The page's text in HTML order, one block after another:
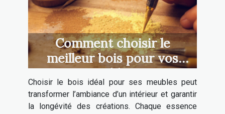
Comment choisir le
meilleur bois pour vos
meubles ?
Choisir le bois idéal pour ses meubles peut
transformer l’ambiance d’un intérieur et garantir
la longévité des créations. Chaque essence